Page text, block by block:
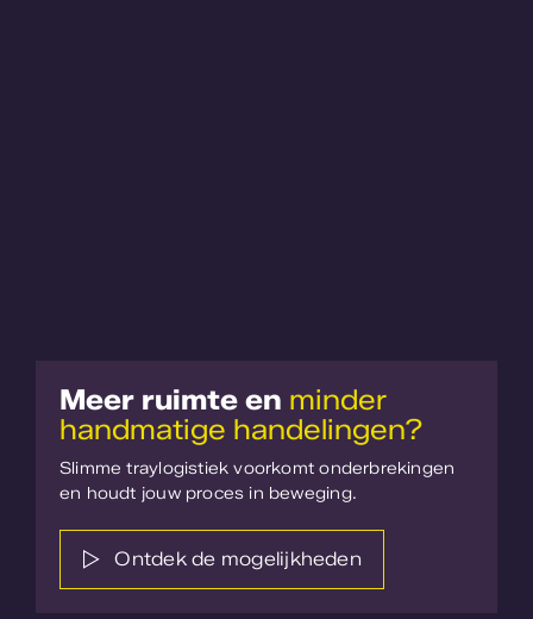
Meer ruimte en minder
handmatige handelingen?
Slimme traylogistiek voorkomt onderbrekingen
en houdt jouw proces in beweging.
Ontdek de mogelijkheden